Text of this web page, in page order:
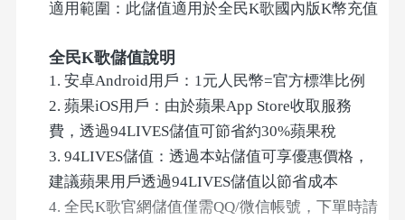
適用範圍：此儲值適用於全民K歌國內版K幣充值
全民K歌儲值說明
1. 安卓Android用戶：1元人民幣=官方標準比例
2. 蘋果iOS用戶：由於蘋果App Store收取服務
費，透過94LIVES儲值可節省約30%蘋果稅
3. 94LIVES儲值：透過本站儲值可享優惠價格，
建議蘋果用戶透過94LIVES儲值以節省成本
4. 全民K歌官網儲值僅需QQ/微信帳號，下單時請